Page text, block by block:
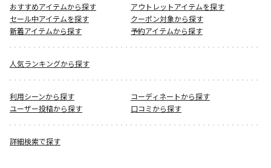
おすすめアイテムから探す
アウトレットアイテムを探す
セール中アイテムを探す
クーポン対象から探す
新着アイテムから探す
予約アイテムから探す
人気ランキングから探す
利用シーンから探す
コーディネートから探す
ユーザー投稿から探す
口コミから探す
詳細検索で探す